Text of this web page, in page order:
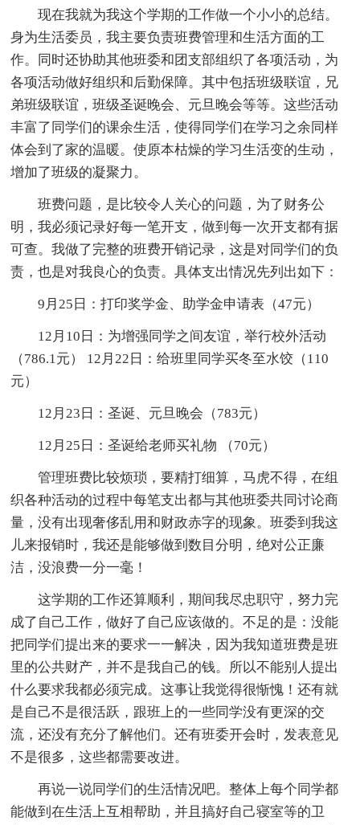
现在我就为我这个学期的工作做一个小小的总结。
身为生活委员，我主要负责班费管理和生活方面的工
作。同时还协助其他班委和团支部组织了各项活动，为
各项活动做好组织和后勤保障。其中包括班级联谊，兄
弟班级联谊，班级圣诞晚会、元旦晚会等等。这些活动
丰富了同学们的课余生活，使得同学们在学习之余同样
体会到了家的温暖。使原本枯燥的学习生活变的生动，
增加了班级的凝聚力。
班费问题，是比较令人关心的问题，为了财务公
明，我必须记录好每一笔开支，做到每一次开支都有据
可查。我做了完整的班费开销记录，这是对同学们的负
责，也是对我良心的负责。具体支出情况先列出如下：
9月25日：打印奖学金、助学金申请表（47元）
12月10日：为增强同学之间友谊，举行校外活动
（786.1元） 12月22日：给班里同学买冬至水饺（110
元）
12月23日：圣诞、元旦晚会（783元）
12月25日：圣诞给老师买礼物 （70元）
管理班费比较烦琐，要精打细算，马虎不得，在组
织各种活动的过程中每笔支出都与其他班委共同讨论商
量，没有出现奢侈乱用和财政赤字的现象。班委到我这
儿来报销时，我还是能够做到数目分明，绝对公正廉
洁，没浪费一分一毫！
这学期的工作还算顺利，期间我尽忠职守，努力完
成了自己工作，做好了自己应该做的。不足的是：没能
把同学们提出来的要求一一解决，因为我知道班费是班
里的公共财产，并不是我自己的钱。所以不能别人提出
什么要求我都必须完成。这事让我觉得很惭愧！还有就
是自己不是很活跃，跟班上的一些同学没有更深的交
流，还没有充分了解他们。还有班委开会时，发表意见
不是很多，这些都需要改进。
再说一说同学们的生活情况吧。整体上每个同学都
能做到在生活上互相帮助，并且搞好自己寝室等的卫